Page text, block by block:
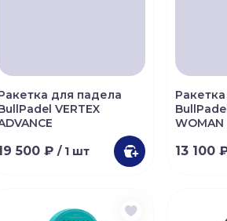
для падела
VERTEX
500 ₽ / 1 шт
WOMAN
13 100